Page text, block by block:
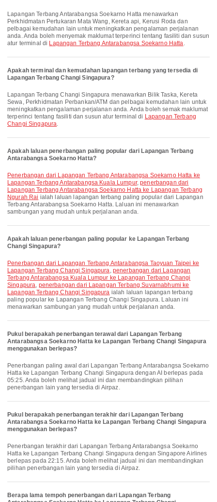
Lapangan Terbang Antarabangsa Soekarno Hatta menawarkan
Perkhidmatan Pertukaran Mata Wang, Kereta api, Kerusi Roda dan
pelbagai kemudahan lain untuk meningkatkan pengalaman perjalanan
anda. Anda boleh menyemak maklumat terperinci tentang fasiliti dan susun
atur terminal di Lapangan Terbang Antarabangsa Soekarno Hatta.
Apakah terminal dan kemudahan lapangan terbang yang tersedia di
Lapangan Terbang Changi Singapura?
Lapangan Terbang Changi Singapura menawarkan Bilik Taska, Kereta
Sewa, Perkhidmatan Perbankan/ATM dan pelbagai kemudahan lain untuk
meningkatkan pengalaman perjalanan anda. Anda boleh semak maklumat
terperinci tentang fasiliti dan susun atur terminal di Lapangan Terbang
Changi Singapura.
Apakah laluan penerbangan paling popular dari Lapangan Terbang
Antarabangsa Soekarno Hatta?
penerbangan dari Lapangan Terbang Antarabangsa Soekarno Hatta ke
Lapangan Terbang Antarabangsa Kuala Lumpur,penerbangan dari
Lapangan Terbang Antarabangsa Soekarno Hatta ke Lapangan Terbang
Ngurah Rai ialah laluan lapangan terbang paling popular dari Lapangan
Terbang Antarabangsa Soekarno Hatta. Laluan ini menawarkan
sambungan yang mudah untuk perjalanan anda.
Apakah laluan penerbangan paling popular ke Lapangan Terbang
Changi Singapura?
penerbangan dari Lapangan Terbang Antarabangsa Taoyuan Taipei ke
Lapangan Terbang Changi Singapura, penerbangan dari Lapangan
Terbang Antarabangsa Kuala Lumpur ke Lapangan Terbang Changi
Singapura, penerbangan dari Lapangan Terbang Suvarnabhumi ke
Lapangan Terbang Changi Singapura ialah laluan lapangan terbang
paling popular ke Lapangan Terbang Changi Singapura. Laluan ini
menawarkan sambungan yang mudah untuk perjalanan anda.
Pukul berapakah penerbangan terawal dari Lapangan Terbang
Antarabangsa Soekarno Hatta ke Lapangan Terbang Changi Singapura
menggunakan berlepas?
Penerbangan paling awal dari Lapangan Terbang Antarabangsa Soekarno
Hatta ke Lapangan Terbang Changi Singapura dengan AI berlepas pada
05:25. Anda boleh melihat jadual ini dan membandingkan pilihan
penerbangan lain yang tersedia di Airpaz.
Pukul berapakah penerbangan terakhir dari Lapangan Terbang
Antarabangsa Soekarno Hatta ke Lapangan Terbang Changi Singapura
menggunakan berlepas?
Penerbangan terakhir dari Lapangan Terbang Antarabangsa Soekarno
Hatta ke Lapangan Terbang Changi Singapura dengan Singapore Airlines
berlepas pada 22:15. Anda boleh melihat jadual ini dan membandingkan
pilihan penerbangan lain yang tersedia di Airpaz.
Berapa lama tempoh penerbangan dari Lapangan Terbang